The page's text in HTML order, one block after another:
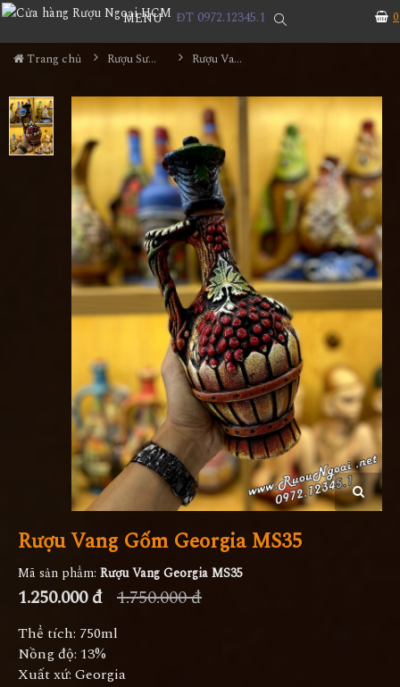
0
MENU ĐT 0972.12345.1
Trang chủ Rượu Sưu Tầm - Nga Rượu Vang Gốm Georgia MS35
Rượu Vang Gốm Georgia MS35
Mã sản phẩm: Rượu Vang Georgia MS35
1.250.000 đ 1.750.000 đ
Thể tích: 750ml
Nồng độ: 13%
Xuất xứ: Georgia